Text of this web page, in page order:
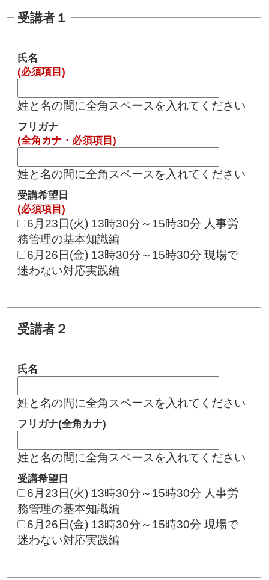
受講者１
氏名
(必須項目)
姓と名の間に全角スペースを入れてください
フリガナ
(全角カナ・必須項目)
姓と名の間に全角スペースを入れてください
受講希望日
(必須項目)
6月23日(火) 13時30分～15時30分 人事労
務管理の基本知識編
6月26日(金) 13時30分～15時30分 現場で
迷わない対応実践編
受講者２
氏名
姓と名の間に全角スペースを入れてください
フリガナ(全角カナ)
姓と名の間に全角スペースを入れてください
受講希望日
6月23日(火) 13時30分～15時30分 人事労
務管理の基本知識編
6月26日(金) 13時30分～15時30分 現場で
迷わない対応実践編